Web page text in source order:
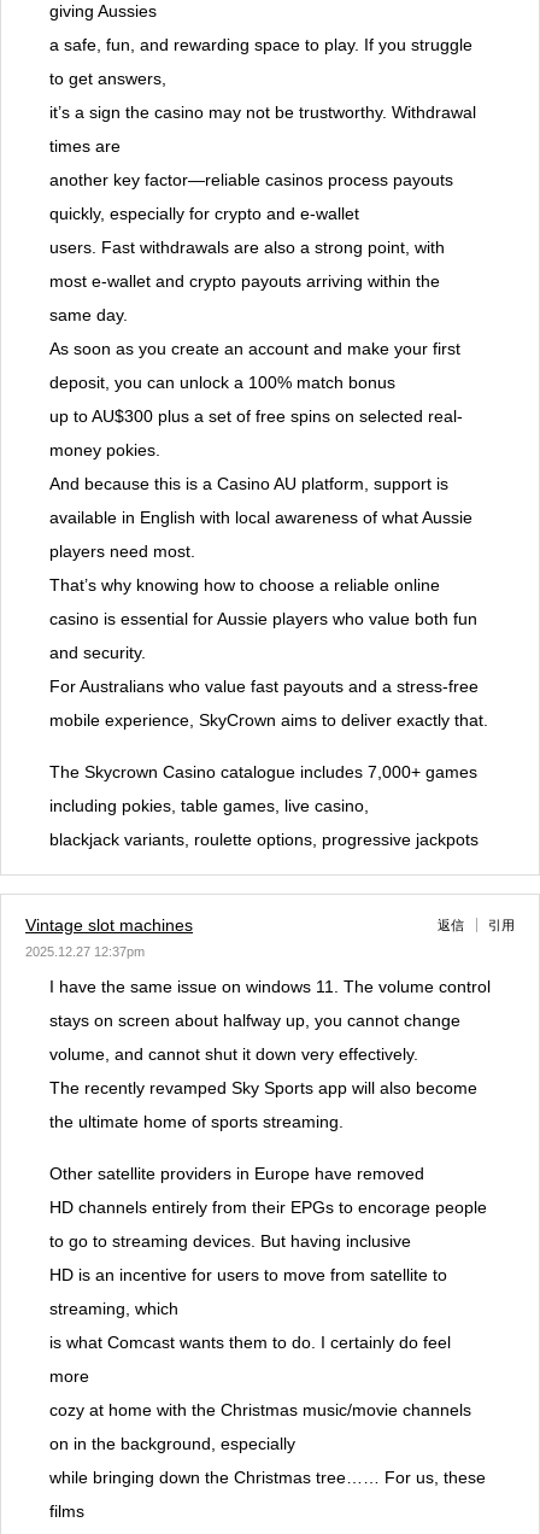
giving Aussies
a safe, fun, and rewarding space to play. If you struggle
to get answers,
it’s a sign the casino may not be trustworthy. Withdrawal
times are
another key factor—reliable casinos process payouts
quickly, especially for crypto and e-wallet
users. Fast withdrawals are also a strong point, with
most e-wallet and crypto payouts arriving within the
same day.
As soon as you create an account and make your first
deposit, you can unlock a 100% match bonus
up to AU$300 plus a set of free spins on selected real-
money pokies.
And because this is a Casino AU platform, support is
available in English with local awareness of what Aussie
players need most.
That’s why knowing how to choose a reliable online
casino is essential for Aussie players who value both fun
and security.
For Australians who value fast payouts and a stress-free
mobile experience, SkyCrown aims to deliver exactly that.
The Skycrown Casino catalogue includes 7,000+ games
including pokies, table games, live casino,
blackjack variants, roulette options, progressive jackpots
Vintage slot machines
2025.12.27 12:37pm
返信 引用
I have the same issue on windows 11. The volume control
stays on screen about halfway up, you cannot change
volume, and cannot shut it down very effectively.
The recently revamped Sky Sports app will also become
the ultimate home of sports streaming.
Other satellite providers in Europe have removed
HD channels entirely from their EPGs to encorage people
to go to streaming devices. But having inclusive
HD is an incentive for users to move from satellite to
streaming, which
is what Comcast wants them to do. I certainly do feel
more
cozy at home with the Christmas music/movie channels
on in the background, especially
while bringing down the Christmas tree…… For us, these
films